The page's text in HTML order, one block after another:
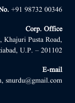
+91 98732 00346
Corp. Office
Pusta Road,
U.P. – 201102
E-mail
snurdu@gmail.com